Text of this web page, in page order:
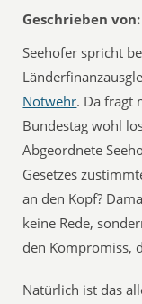
Geschrieben von:
Seehofer spricht
Notwehr. Da fragt
Bundestag wohl
Abgeordnete
Gesetzes
an den Kopf?
keine Rede,
den Kompromiss,
Natürlich ist das